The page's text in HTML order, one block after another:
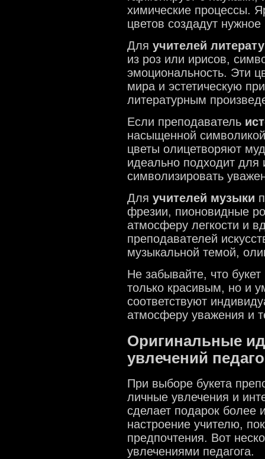
химические процессы.
цветов создадут
Для учителей
из роз или ирисов,
эмоциональность. Эти
мира и эстетическую
литературным
Если преподаватель
насыщенной
цветы олицетворяют
идеально подходит для
символизировать
Для учителей музыки
фрезии, пионовидные
атмосферу легкости и
преподавателей
музыкальной темой,
Не забывайте, что
только красивым, но и
соответствуют
атмосферу уважения и
Оригинальные
увлечений
При выборе букета
личные увлечения и
сделает подарок более
настроение учителю,
предпочтения. Вот
увлечениями педагога.